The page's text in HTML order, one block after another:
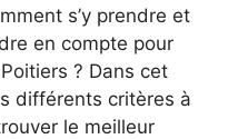
s’y prendre et
en compte pour
? Dans cet
différents critères à
le meilleur